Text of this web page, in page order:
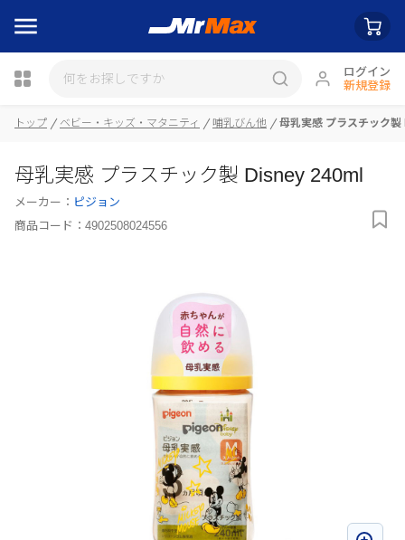
ログイン
新規登録
瓶詰
トップ ベビー・キッズ・マタニティ 哺乳びん他 母乳実感 プラスチック
母乳実感 プラスチック製 Disney 240ml
メーカー： ピジョン
商品コード： 4902508024556